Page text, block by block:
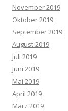
November 2019
Oktober 2019
September 2019
August 2019
Juli 2019
Juni 2019
Mai 2019
April 2019
März 2019